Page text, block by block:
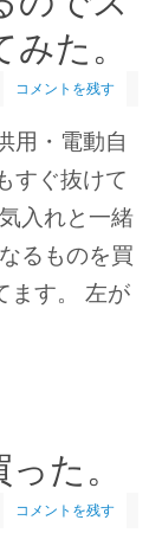
た。
コメントを残す
用・電動自
すぐ抜けて
入れと一緒
るものを買
ます。 左が
た。
コメントを残す